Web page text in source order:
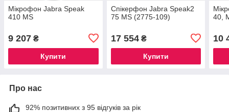
Мікрофон Jabra Speak
410 MS
9 207 ₴
Купити
Спікерфон Jabra Speak2
75 MS (2775-109)
17 554₴
Купити
40,
10
Про нас
92% позитивних з 95 відгуків за рік